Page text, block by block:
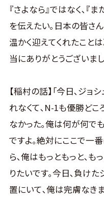
『さよなら』ではなく､『
を伝えたい｡日本の皆さ
温かく迎えてくれたこと
当にありがとうございま
【稲村の話】｢今日､ジョ
れなくて､N-1も優勝ど
なかった｡俺は何が何で
ですよ｡絶対にここで一
ら､俺はもっともっと､も
りたいです｡今日､負け
置にいて､俺は完膚なき